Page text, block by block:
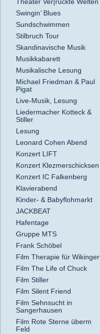
Theater Ver|rückte Welten
Swingin’ Blues
Sundschwimmen
Stilbruch Tour
Skandinavische Musik
Musikkabarett
Musikalische Lesung
Michael Friedman & Paul
Pigat
Live-Musik, Lesung
Liedermacher Kotteck &
Stiller
Lesung
Leonard Cohen Abend
Konzert LIFT
Konzert Klezmerschicksen
Konzert IC Falkenberg
Klavierabend
Kinder- & Babyflohmarkt
JACKBEAT
Hafentage
Gruppe MTS
Frank Schöbel
Film Therapie für Wikinger
Film The Life of Chuck
Film Stiller
Film Silent Friend
Film Sehnsucht in
Sangerhausen
Film Rote Sterne überm
Feld